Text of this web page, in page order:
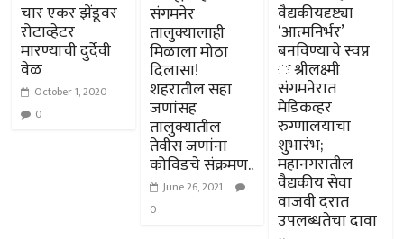
चार एकर झेंडूवर
रोटाव्हेटर
मारण्याची दुर्देवी
वेळ
October 1, 2020
0
संगमनेर
तालुक्यालाही
मिळाला मोठा
दिलासा!
शहरातील सहा
जणांसह
तालुक्यातील
तेवीस जणांना
कोविडचे संक्रमण..
June 26, 2021
0
वैद्यकीयदृष्ट्या
‘आत्मनिर्भर’
बनविण्याचे स्वप्न
ः श्रीलक्ष्मी
संगमनेरात
मेडिकव्हर
रुग्णालयाचा
शुभारंभ;
महानगरातील
वैद्यकीय सेवा
वाजवी दरात
उपलब्धतेचा दावा